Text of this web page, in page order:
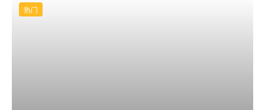
热门